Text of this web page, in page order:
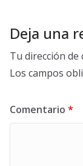
Deja una
Tu dirección
Los campos
Comentario *